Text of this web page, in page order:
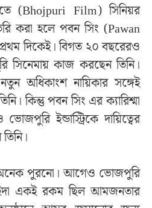
(Bhojpuri Film) সিনিয়র
করা হলে পবন সিং (Pawan
দিকেই। বিগত ২০ বছরেরও
কাজ করছেন তিনি।
অধিকাংশ নায়িকার সঙ্গেই
কিন্তু পবন সিং এর ক্যারিশ্মা
ইন্ডাস্ট্রিকে দায়িত্বের
অনেক পুরনো। আগেও ভোজপুরি
একই রকম ছিল আমজনতার